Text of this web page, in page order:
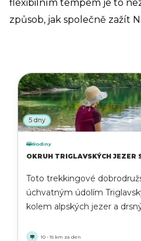
flexibilním tempem je to
způsob, jak společně zažít
5 dny
Rodiny
OKRUH TRIGLAVSKÝCH JEZER
Toto trekkingové
úchvatným údolím
kolem alpských jezer a
zahrnuje ubytování před a
10 - 15 km za den